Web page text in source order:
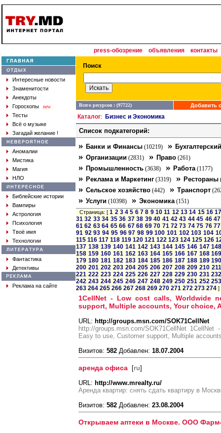
press-обозрение объявления контакты
Интересные новости
Знаменитости
Анекдоты
Гороскопы
new
Тесты
Всё о музыке
Загадай желание !
Аномалии
Мистика
Магия
НЛО
Библейские истории
Вампиры
Астрология
Психология
Твоё имя
Технологии
Фантастика
Детективы
Реклама на сайте
Всего ресурсов : (97722) Добавить
Каталог: Бизнес и Экономика
Список подкатегорий:
» Банки и Финансы (10219) »
» Организации (2831) » Право (261)
» Промышленность (3638) » Работа(1177)
» Реклама и Маркетинг (3319) » Рестораны
» Сельское хозяйство (442) » Транспорт
» Услуги (10398) » Экономика(151)
Страница: [1 2 3 4 5 6 7 8 9 10 11 12 13 14 15 16
31 32 33 34 35 36 37 38 39 40 41 42 43 44 45 46 47
61 62 63 64 65 66 67 68 69 70 71 72 73 74 75 76 77
91 92 93 94 95 96 97 98 99 100 101 102 103 104
115 116 117 118 119 120 121 122 123 124 125 126
137 138 139 140 141 142 143 144 145 146 147
158 159 160 161 162 163 164 165 166 167 168
179 180 181 182 183 184 185 186 187 188 189
200 201 202 203 204 205 206 207 208 209 210 211
221 222 223 224 225 226 227 228 229 230 231
242 243 244 245 246 247 248 249 250 251 252
263 264 265 266 267 268 269 270 271 272 273 274 ]
1CellNet - Low cost calls, Worldwide
support, Multiple accounts, Your choice,
URL: http://groups.msn.com/SOK71CellNet
http://groups.msn.com/SOK71CellNet
Easy to use, Customer support, Multiple
Визитов: 582 Добавлен: 18.07.2004
аренда офиса [ru]
URL: http://www.mrealty.ru/
Аренда квартир: снять сдать квартиру в
Визитов: 582 Добавлен: 23.08.2004
Открываем аптеки в Москве. ООО